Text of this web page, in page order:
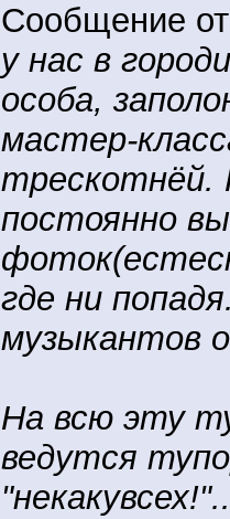
Сообщение
у нас в
особа,
мастер-
трескотнёй.
постоянно
где ни
музыкантов
На всю эту
ведутся